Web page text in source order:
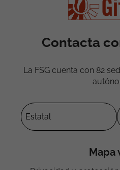
Contacta
La FSG cuenta con 82
Mapa